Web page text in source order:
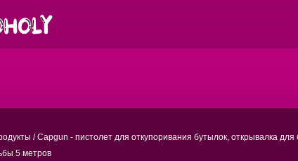
/ Capgun - пистолет для откупоривания бутылок, открывалка
5 метров